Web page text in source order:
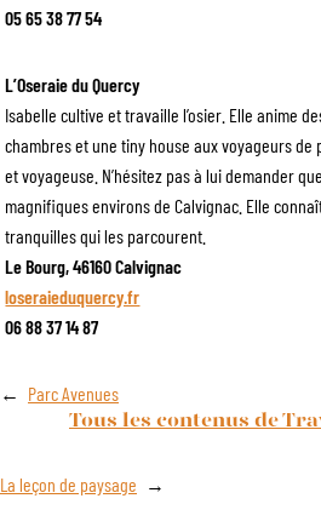
05 65 38 77 54
L’Oseraie du Quercy
Isabelle cultive et travaille l’osier. Elle anime
chambres et une tiny house aux voyageurs de
et voyageuse. N’hésitez pas à lui demander
magnifiques environs de Calvignac. Elle
tranquilles qui les parcourent.
Le Bourg, 46160 Calvignac
loseraieduquercy.fr
06 88 37 14 87
← Parc Avenues
Tous les contenus de
La leçon de paysage →